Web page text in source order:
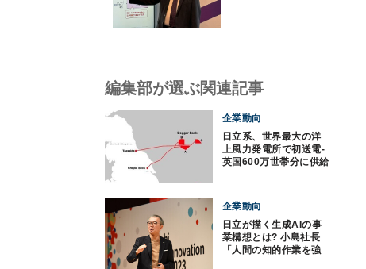
編集部が選ぶ関連記事
企業動向
日立系、世界最大の洋
上風力発電所で初送電‐
英国600万世帯分に供給
企業動向
日立が描く生成AIの事
業構想とは? 小島社長
「人間の知的作業を強